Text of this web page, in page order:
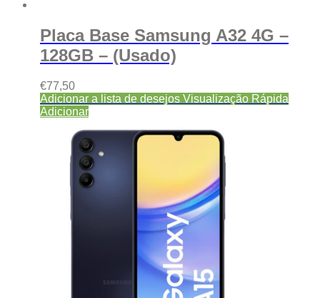
Placa Base Samsung A32 4G –
128GB – (Usado)
€77,50
Adicionar a lista de desejos Visualização Rápida
Adicionar